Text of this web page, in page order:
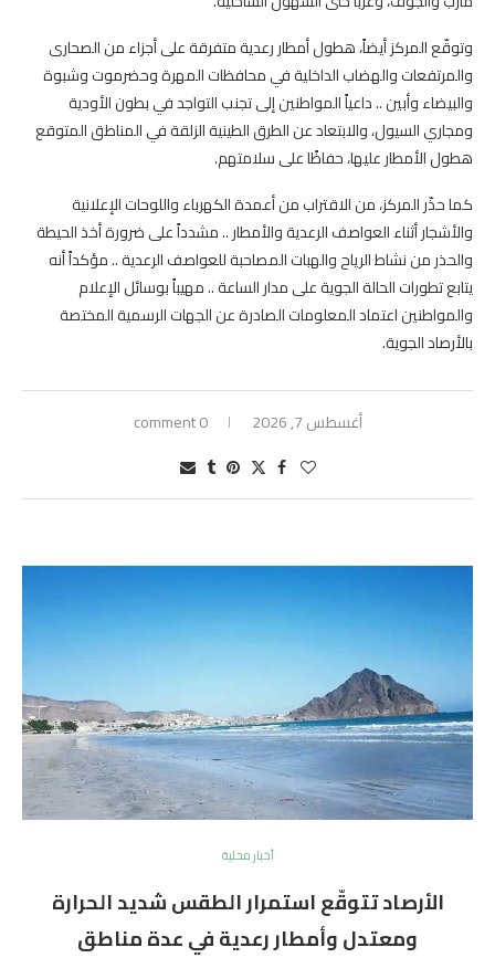
وتوقّع المركز أيضاً، هطول أمطار رعدية متفرقة على أجزاء من الصحارى
والمرتفعات والهضاب الداخلية في محافظات المهرة وحضرموت وشبوة
والبيضاء وأبين .. داعياً المواطنين إلى تجنب التواجد في بطون الأودية
ومجاري السيول، والابتعاد عن الطرق الطينية الزلقة في المناطق المتوقع
هطول الأمطار عليها، حفاظًا على سلامتهم.
كما حذّر المركز، من الاقتراب من أعمدة الكهرباء واللوحات الإعلانية
والأشجار أثناء العواصف الرعدية والأمطار .. مشدداً على ضرورة أخذ الحيطة
والحذر من نشاط الرياح والهبات المصاحبة للعواصف الرعدية .. مؤكداً أنه
يتابع تطورات الحالة الجوية على مدار الساعة .. مهيباً بوسائل الإعلام
والمواطنين اعتماد المعلومات الصادرة عن الجهات الرسمية المختصة
بالأرصاد الجوية.
أغسطس 7, 2026 0 comment
أخبار محلية
الأرصاد تتوقّع استمرار الطقس شديد الحرارة
ومعتدل وأمطار رعدية في عدة مناطق